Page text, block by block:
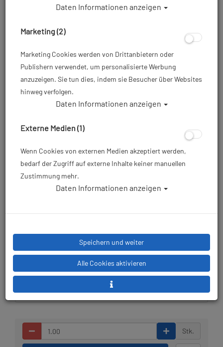
Schwarz (bis 16 Zoll)
59,00 €*
Werktagen: lagernd
Stk.
Daten Informationen anzeigen
Marketing (2)
Marketing Cookies werden von Drittanbietern oder
Publishern verwendet, um personalisierte Werbung
anzuzeigen. Sie tun dies, indem sie Besucher über Websites
hinweg verfolgen.
Daten Informationen anzeigen
Externe Medien (1)
Wenn Cookies von externen Medien akzeptiert werden,
bedarf der Zugriff auf externe Inhalte keiner manuellen
Zustimmung mehr.
Daten Informationen anzeigen
Speichern und weiter
Alle Cookies aktivieren